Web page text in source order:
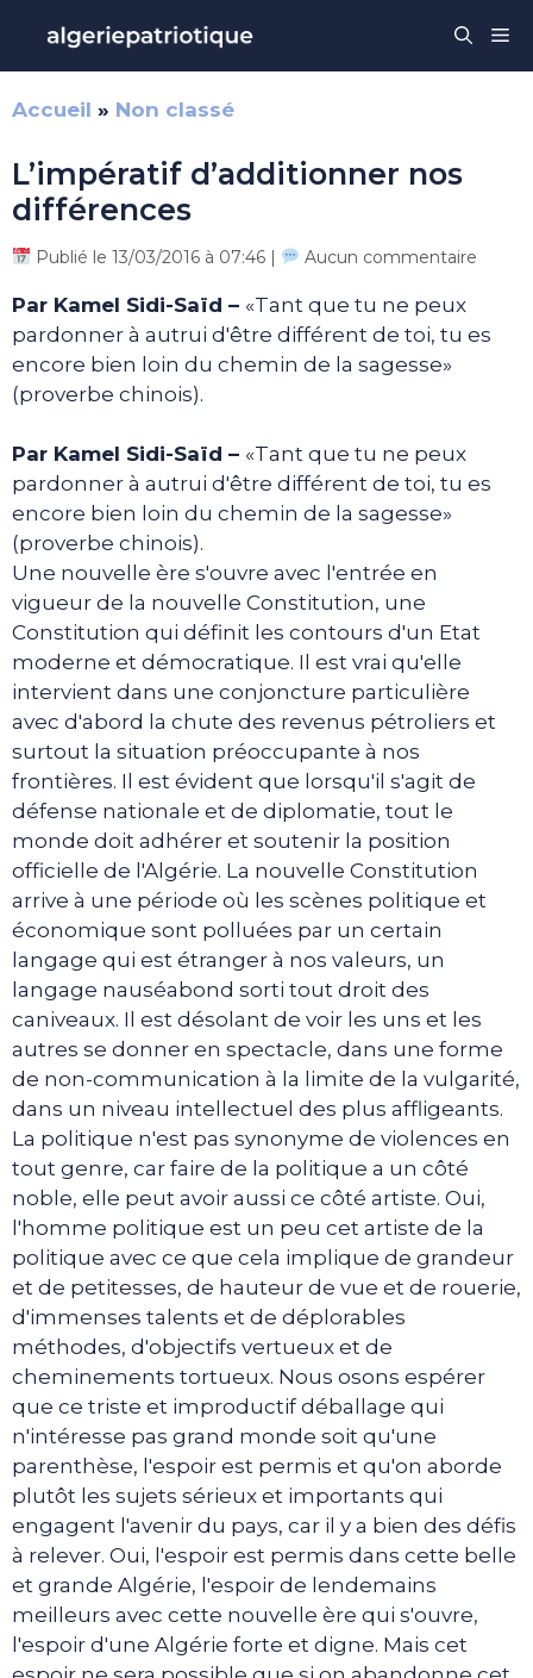
contenu
Accueil » Non classé
L’impératif d’additionner nos
différences
Publié le 13/03/2016 à 07:46 | Aucun commentaire
Par Kamel Sidi-Saïd – «Tant que tu ne peux
pardonner à autrui d'être différent de toi, tu es
encore bien loin du chemin de la sagesse»
(proverbe chinois).
Par Kamel Sidi-Saïd – «Tant que tu ne peux
pardonner à autrui d'être différent de toi, tu es
encore bien loin du chemin de la sagesse»
(proverbe chinois).
Une nouvelle ère s'ouvre avec l'entrée en
vigueur de la nouvelle Constitution, une
Constitution qui définit les contours d'un Etat
moderne et démocratique. Il est vrai qu'elle
intervient dans une conjoncture particulière
avec d'abord la chute des revenus pétroliers et
surtout la situation préoccupante à nos
frontières. Il est évident que lorsqu'il s'agit de
défense nationale et de diplomatie, tout le
monde doit adhérer et soutenir la position
officielle de l'Algérie. La nouvelle Constitution
arrive à une période où les scènes politique et
économique sont polluées par un certain
langage qui est étranger à nos valeurs, un
langage nauséabond sorti tout droit des
caniveaux. Il est désolant de voir les uns et les
autres se donner en spectacle, dans une forme
de non-communication à la limite de la vulgarité,
dans un niveau intellectuel des plus affligeants.
La politique n'est pas synonyme de violences en
tout genre, car faire de la politique a un côté
noble, elle peut avoir aussi ce côté artiste. Oui,
l'homme politique est un peu cet artiste de la
politique avec ce que cela implique de grandeur
et de petitesses, de hauteur de vue et de rouerie,
d'immenses talents et de déplorables
méthodes, d'objectifs vertueux et de
cheminements tortueux. Nous osons espérer
que ce triste et improductif déballage qui
n'intéresse pas grand monde soit qu'une
parenthèse, l'espoir est permis et qu'on aborde
plutôt les sujets sérieux et importants qui
engagent l'avenir du pays, car il y a bien des défis
à relever. Oui, l'espoir est permis dans cette belle
et grande Algérie, l'espoir de lendemains
meilleurs avec cette nouvelle ère qui s'ouvre,
l'espoir d'une Algérie forte et digne. Mais cet